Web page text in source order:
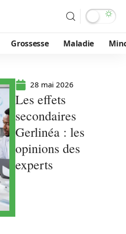
Grossesse Maladie
28 mai 2026
Les effets
secondaires
Gerlinéa : les
opinions des
experts